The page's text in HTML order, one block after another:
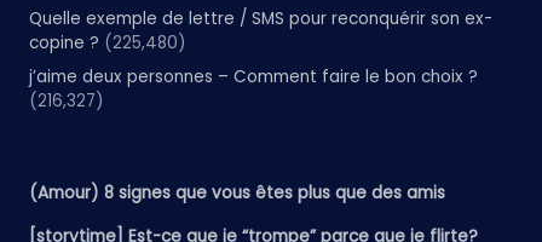
Quelle exemple de lettre / SMS pour reconquérir son ex-
copine ? (225,480)
j’aime deux personnes – Comment faire le bon choix ?
(216,327)
(Amour) 8 signes que vous êtes plus que des amis
[storytime] Est-ce que je “trompe” parce que je flirte?